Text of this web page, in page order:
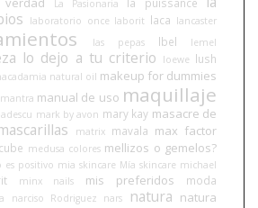
La Pasionaria
laboratorio once laborit laca lancaster
las pepas lbel lemel
lo dejo a tu criterio loewe lush
natural oil makeup for dummies
mantra manual de uso maquillaje
mark by avon mary kay masacre de
matrix mavala max factor
medusa colores mellizos o gemelos?
positivo mia skincare Mía skincare michael
minx nails mis preferidos
moda
narciso Rodriguez nars natura natura